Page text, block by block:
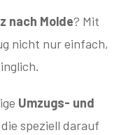
nach Molde? Mit
nicht nur einfach,
Umzugs- und
speziell darauf